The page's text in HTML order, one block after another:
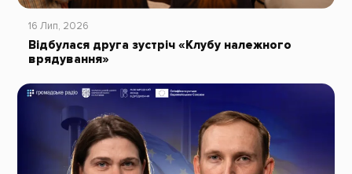
16 Лип, 2026
Відбулася друга зустріч «Клубу належного
врядування»